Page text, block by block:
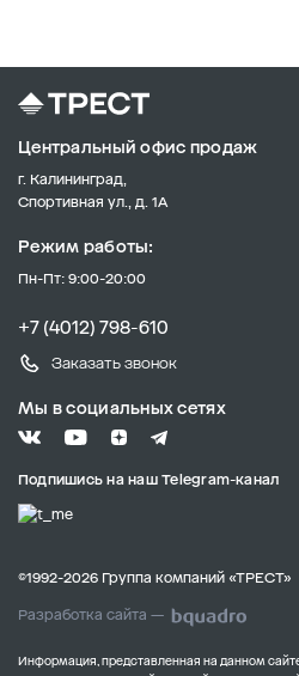
Центральный офис продаж
г. Калининград,
Спортивная ул., д. 1А
Режим работы:
Пн-Пт: 9:00-20:00
+7 (4012) 798-610
Заказать звонок
Мы в социальных сетях
Подпишись на наш Telegram-канал
©1992-2026 Группа компаний «ТРЕСТ»
Разработка сайта —
Информация, представленная на данном